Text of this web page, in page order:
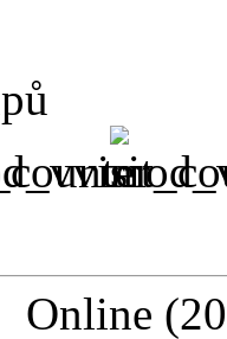
Online